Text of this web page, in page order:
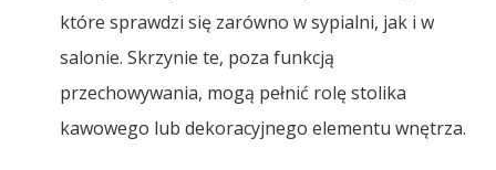
które sprawdzi się zarówno w sypialni, jak i w
salonie. Skrzynie te, poza funkcją
przechowywania, mogą pełnić rolę stolika
kawowego lub dekoracyjnego elementu wnętrza.